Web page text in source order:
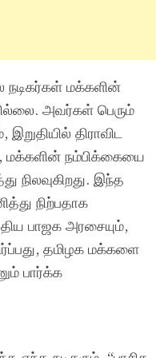
நடிகர்கள் மக்களின்
அவர்கள் பெரும்
இறுதியில் திராவிட
மக்களின் நம்பிக்கையை
நிலவுகிறது. இந்த
நிற்பதாக
பாஜக அரசையும்,
தமிழக மக்களை
பார்க்க